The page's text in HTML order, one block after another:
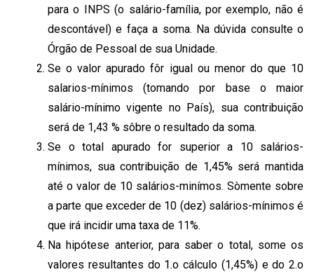
para o INPS (o salário-família, por exemplo, não é
descontável) e faça a soma. Na dúvida consulte o
Órgão de Pessoal de sua Unidade.
Se o valor apurado fôr igual ou menor do que 10
salarios-mínimos (tomando por base o maior
salário-mínimo vigente no País), sua contribuição
será de 1,43 % sôbre o resultado da soma.
Se o total apurado for superior a 10 salários-
mínimos, sua contribuição de 1,45% será mantida
até o valor de 10 salários-minímos. Sòmente sobre
a parte que exceder de 10 (dez) salários-mínimos é
que irá incidir uma taxa de 11%.
Na hipótese anterior, para saber o total, some os
valores resultantes do 1.o cálculo (1,45%) e do 2.o